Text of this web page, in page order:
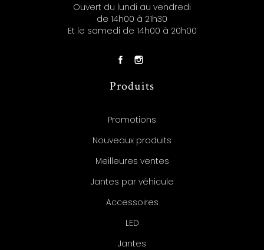
Ouvert du lundi au vendredi
de 14h00 à 21h30
Et le samedi de 14h00 à 20h00
Produits
Promotions
Nouveaux produits
Meilleures ventes
Jantes par véhicule
Accessoires
LED
Jantes